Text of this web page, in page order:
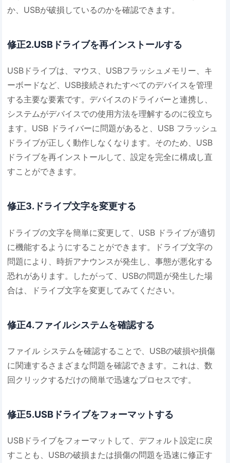
か、USBが破損しているのかを確認できます。
修正2.USBドライブを再インストールする
USBドライブは、マウス、USBフラッシュメモリー、キ
ーボードなど、USB接続されたすべてのデバイスを管理
する主要な要素です。デバイスのドライバーと連携し、
システムがデバイスでの使用方法を理解するのに役立ち
ます。USB ドライバーに問題があると、USB フラッシュ
ドライブが正しく動作しなくなります。そのため、USB
ドライブを再インストールして、設定を完全に構成し直
すことができます。
修正3.ドライブ文字を変更する
ドライブの文字を簡単に変更して、USB ドライブが適切
に機能するようにすることができます。ドライブ文字の
問題により、時折アナウンスが発生し、事態が悪化する
恐れがあります。したがって、USBの問題が発生した場
合は、ドライブ文字を変更してみてください。
修正4.ファイルシステムを確認する
ファイル システムを確認することで、USBの破損や損傷
に関連するさまざまな問題を確認できます。これは、数
回クリックするだけの簡単で迅速なプロセスです。
修正5.USBドライブをフォーマットする
USBドライブをフォーマットして、デフォルト設定に戻
すことも、USBの破損または損傷の問題を迅速に修正す